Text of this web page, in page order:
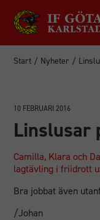
Start / Nyheter /
10 FEBRUARI 2016
Linslusar
Camilla, Klara och
lagtävling i friidrott
Bra jobbat även
/Johan